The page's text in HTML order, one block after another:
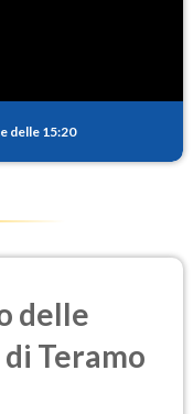
delle 15:20
delle
Teramo